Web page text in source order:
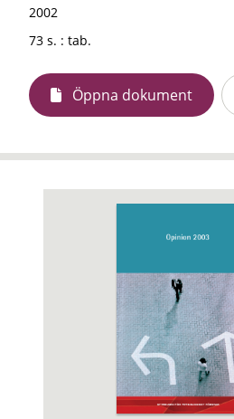
2002
73 s. : tab.
Öppna dokument